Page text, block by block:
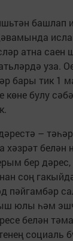
башлап
атна саен
уза.
бары тик 1
көне булу
–
хәзрәт
бер дәрес,
соң
пәйгамбәр
юлы һәм
белән
социаль